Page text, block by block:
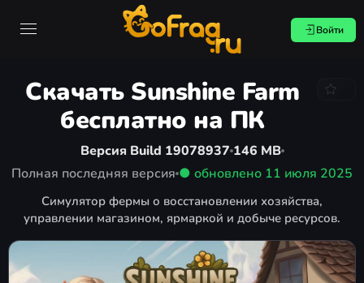
Войти
Скачать Sunshine Farm
бесплатно на ПК
Версия Build 19078937 146 MB
Полная последняя версия ● обновлено 11 июля 2025
Симулятор фермы о восстановлении хозяйства,
управлении магазином, ярмаркой и добыче ресурсов.